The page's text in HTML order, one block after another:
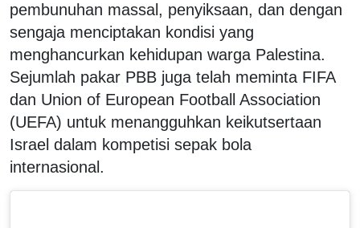
pembunuhan massal, penyiksaan, dan dengan
sengaja menciptakan kondisi yang
menghancurkan kehidupan warga Palestina.
Sejumlah pakar PBB juga telah meminta FIFA
dan Union of European Football Association
(UEFA) untuk menangguhkan keikutsertaan
Israel dalam kompetisi sepak bola
internasional.